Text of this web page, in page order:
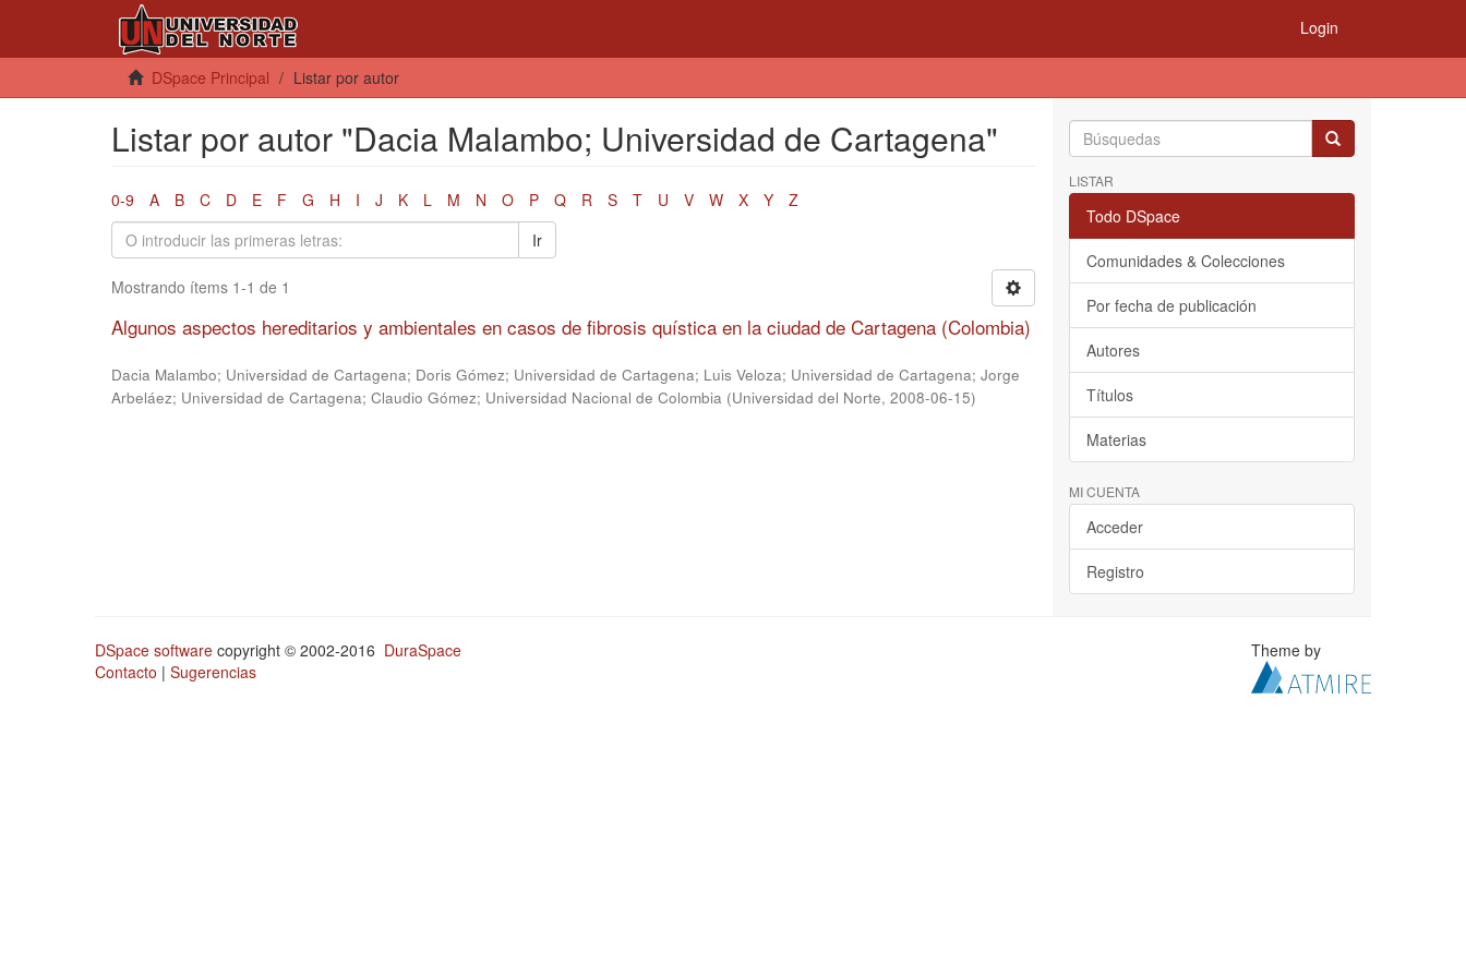
Login
DSpace Principal Listar por autor
Listar por autor "Dacia Malambo; Universidad de Cartagena"
0-9 A B C D E F G H I J K L M N O P Q R S T U V W X Y
Z
Ir
Mostrando ítems 1-1 de 1
Algunos aspectos hereditarios y ambientales en casos de fibrosis quística en la ciudad de Cartagena (Colombia)
Dacia Malambo; Universidad de Cartagena; Doris Gómez; Universidad de Cartagena; Luis Veloza; Universidad de Cartagena; Jorge
Arbeláez; Universidad de Cartagena; Claudio Gómez; Universidad Nacional de Colombia (Universidad del Norte, 2008-06-15)
LISTAR
Todo DSpace
Comunidades & Colecciones
Por fecha de publicación
Autores
Títulos
Materias
MI CUENTA
Acceder
Registro
DSpace software copyright © 2002-2016 DuraSpace
Contacto | Sugerencias
Theme by